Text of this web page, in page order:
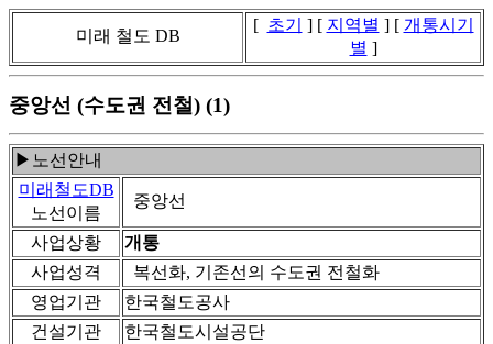
미래 철도 DB
[ 초기 ] [ 지역별 ] [ 개통시기
별 ]
중앙선 (수도권 전철) (1)
▶노선안내
미래철도DB
노선이름
중앙선
사업상황
개통
사업성격
복선화, 기존선의 수도권 전철화
영업기관
한국철도공사
건설기관
한국철도시설공단